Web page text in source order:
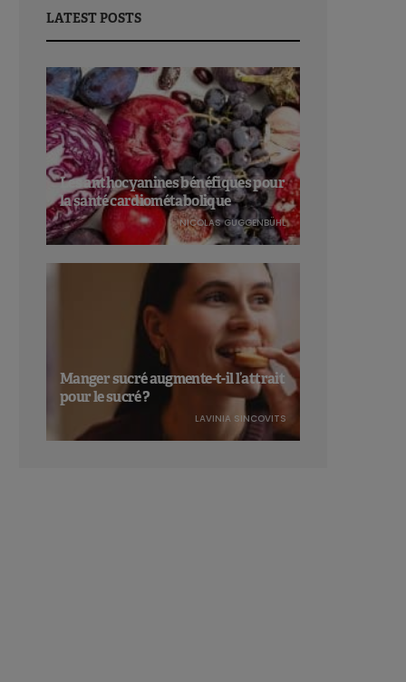
LATEST POSTS
Les anthocyanines bénéfiques pour
la santé cardiométabolique
NICOLAS GUGGENBÜHL
Manger sucré augmente-t-il l’attrait
pour le sucré ?
LAVINIA SINCOVITS